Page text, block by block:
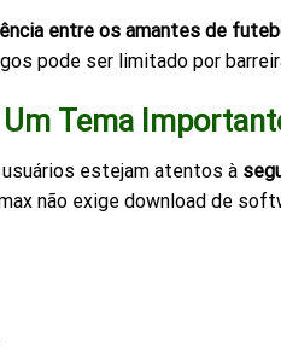
entre os amantes de
pode ser limitado por
Tema
estejam atentos à
não exige download de